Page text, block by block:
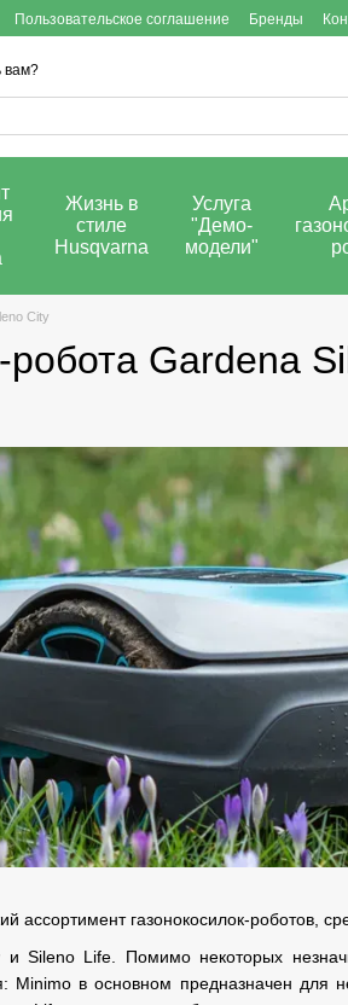
Пользовательское соглашение Бренды
вам?
Жизнь в
стиле
Husqvarna
Услуга
"Демо-
модели"
City
робота Gardena
ассортимент газонокосилок-роботов,
Sileno Life. Помимо некоторых
Minimo в основном предназначен для